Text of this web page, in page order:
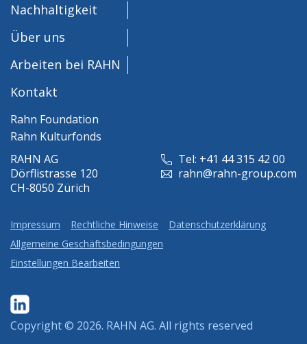
RAHN AG
Dörflistrasse 120
CH-8050 Zürich
Tel: +41 44 315 42 00
rahn@rahn-group.com
Nachhaltigkeit
Über uns
Arbeiten bei RAHN
Kontakt
Rahn Foundation
Rahn Kulturfonds
Impressum Rechtliche Hinweise
Datenschutzerklärung
Allgemeine Geschäftsbedingungen
Einstellungen Bearbeiten
Copyright © 2026. RAHN AG. All rights reserved